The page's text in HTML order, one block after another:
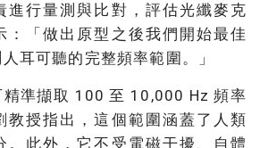
進行量測與比對，評估光纖麥克
：「做出原型之後我們開始最佳
耳可聽的完整頻率範圍。」
精準擷取 100 至 10,000 Hz 頻率
教授指出，這個範圍涵蓋了人類
。此外，它不受電磁干擾、自體